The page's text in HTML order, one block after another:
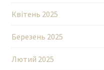
Квітень 2025
Березень 2025
Лютий 2025